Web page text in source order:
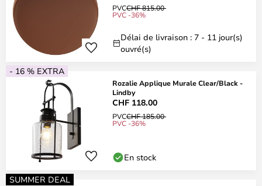
PVCCHF 815.00
PVC -36%
Délai de livraison : 7 - 11 jour(s)
ouvré(s)
- 16 % EXTRA
Rozalie Applique Murale Clear/Black -
Lindby
CHF 118.00
PVCCHF 185.00
PVC -36%
En stock
SUMMER DEAL